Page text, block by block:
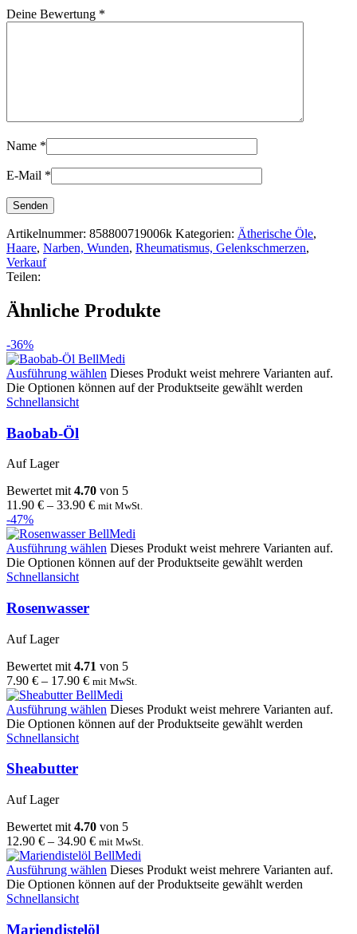
Deine Bewertung *
Name *
E-Mail *
Artikelnummer: 858800719006k Kategorien: Ätherische Öle,
Haare, Narben, Wunden, Rheumatismus, Gelenkschmerzen,
Verkauf
Teilen:
Ähnliche Produkte
-36%
Ausführung wählen Dieses Produkt weist mehrere Varianten auf.
Die Optionen können auf der Produktseite gewählt werden
Schnellansicht
Baobab-Öl
Auf Lager
Bewertet mit 4.70 von 5
11.90 € – 33.90 € mit MwSt.
-47%
Ausführung wählen Dieses Produkt weist mehrere Varianten auf.
Die Optionen können auf der Produktseite gewählt werden
Schnellansicht
Rosenwasser
Auf Lager
Bewertet mit 4.71 von 5
7.90 € – 17.90 € mit MwSt.
Ausführung wählen Dieses Produkt weist mehrere Varianten auf.
Die Optionen können auf der Produktseite gewählt werden
Schnellansicht
Sheabutter
Auf Lager
Bewertet mit 4.70 von 5
12.90 € – 34.90 € mit MwSt.
Ausführung wählen Dieses Produkt weist mehrere Varianten auf.
Die Optionen können auf der Produktseite gewählt werden
Schnellansicht
Mariendistelöl